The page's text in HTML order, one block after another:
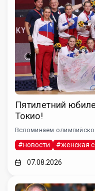
Пятилетний
Токио!
Вспоминаем
#новости #женская
07.08.2026